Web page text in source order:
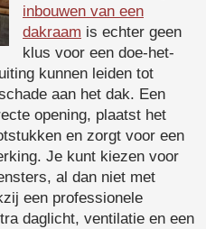
inbouwen van een
dakraam is echter geen
klus voor een doe-het-
kunnen leiden tot
aan het dak. Een
opening, plaatst het
en zorgt voor een
Je kunt kiezen voor
al dan niet met
een professionele
daglicht, ventilatie en een